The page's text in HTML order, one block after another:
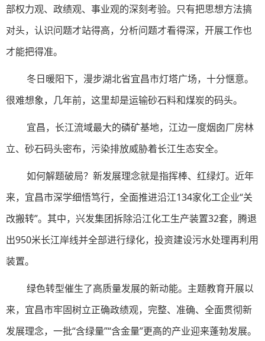
部权力观、政绩观、事业观的深刻考验。只有把思想方法搞
对头，认识问题才站得高，分析问题才看得深，开展工作也
才能把得准。
冬日暖阳下，漫步湖北省宜昌市灯塔广场，十分惬意。
很难想象，几年前，这里却是运输砂石料和煤炭的码头。
宜昌，长江流域最大的磷矿基地，江边一度烟囱厂房林
立、砂石码头密布，污染排放威胁着长江生态安全。
如何解题破局？新发展理念就是指挥棒、红绿灯。近年
来，宜昌市深学细悟笃行，全面推进沿江134家化工企业“关
改搬转”。其中，兴发集团拆除沿江化工生产装置32套，腾退
出950米长江岸线并全部进行绿化，投资建设污水处理再利用
装置。
绿色转型催生了高质量发展的新动能。主题教育开展以
来，宜昌市牢固树立正确政绩观，完整、准确、全面贯彻新
发展理念，一批“含绿量”“含金量”更高的产业迎来蓬勃发展。